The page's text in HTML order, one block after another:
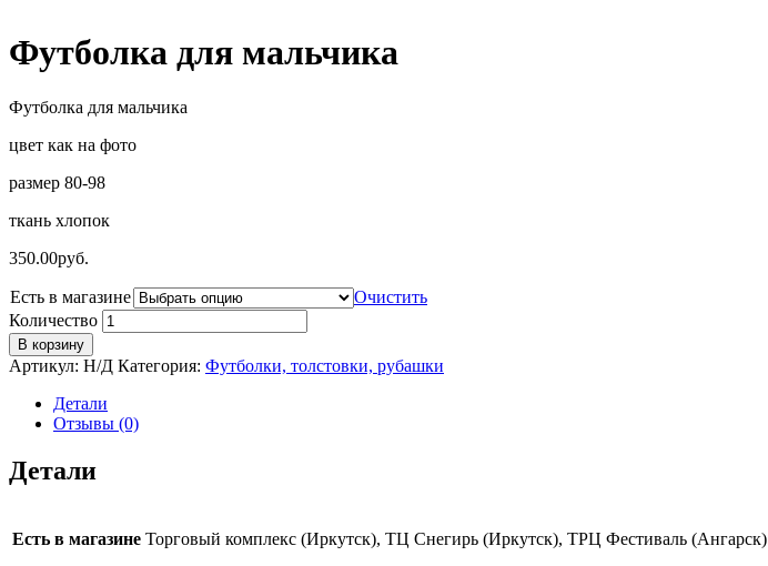
Футболка для мальчика
Футболка для мальчика
цвет как на фото
размер 80-98
ткань хлопок
350.00руб.
Есть в магазине
Очистить
Количество
В корзину
Артикул: Н/Д Категория: Футболки, толстовки, рубашки
Детали
Отзывы (0)
Детали
Есть в магазине Торговый комплекс (Иркутск), ТЦ Снегирь (Иркутск), ТРЦ Фестиваль (Ангарск)